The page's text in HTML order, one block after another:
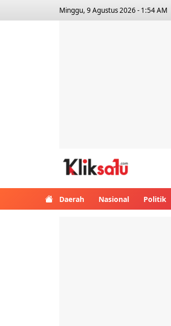
Minggu, 9 Agustus 2026 - 1:54 AM
Daerah Nasional Politik